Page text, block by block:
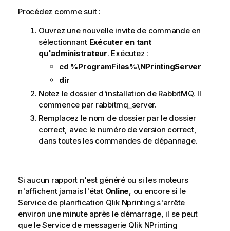
Procédez comme suit :
Ouvrez une nouvelle invite de commande en
sélectionnant Exécuter en tant
qu'administrateur. Exécutez :
cd %ProgramFiles%\NPrintingServer
dir
Notez le dossier d'installation de RabbitMQ. Il
commence par rabbitmq_server.
Remplacez le nom de dossier par le dossier
correct, avec le numéro de version correct,
dans toutes les commandes de dépannage.
Si aucun rapport n'est généré ou si les moteurs
n'affichent jamais l'état Online, ou encore si le
Service de planification Qlik Nprinting s'arrête
environ une minute après le démarrage, il se peut
que leService de messagerie Qlik NPrinting